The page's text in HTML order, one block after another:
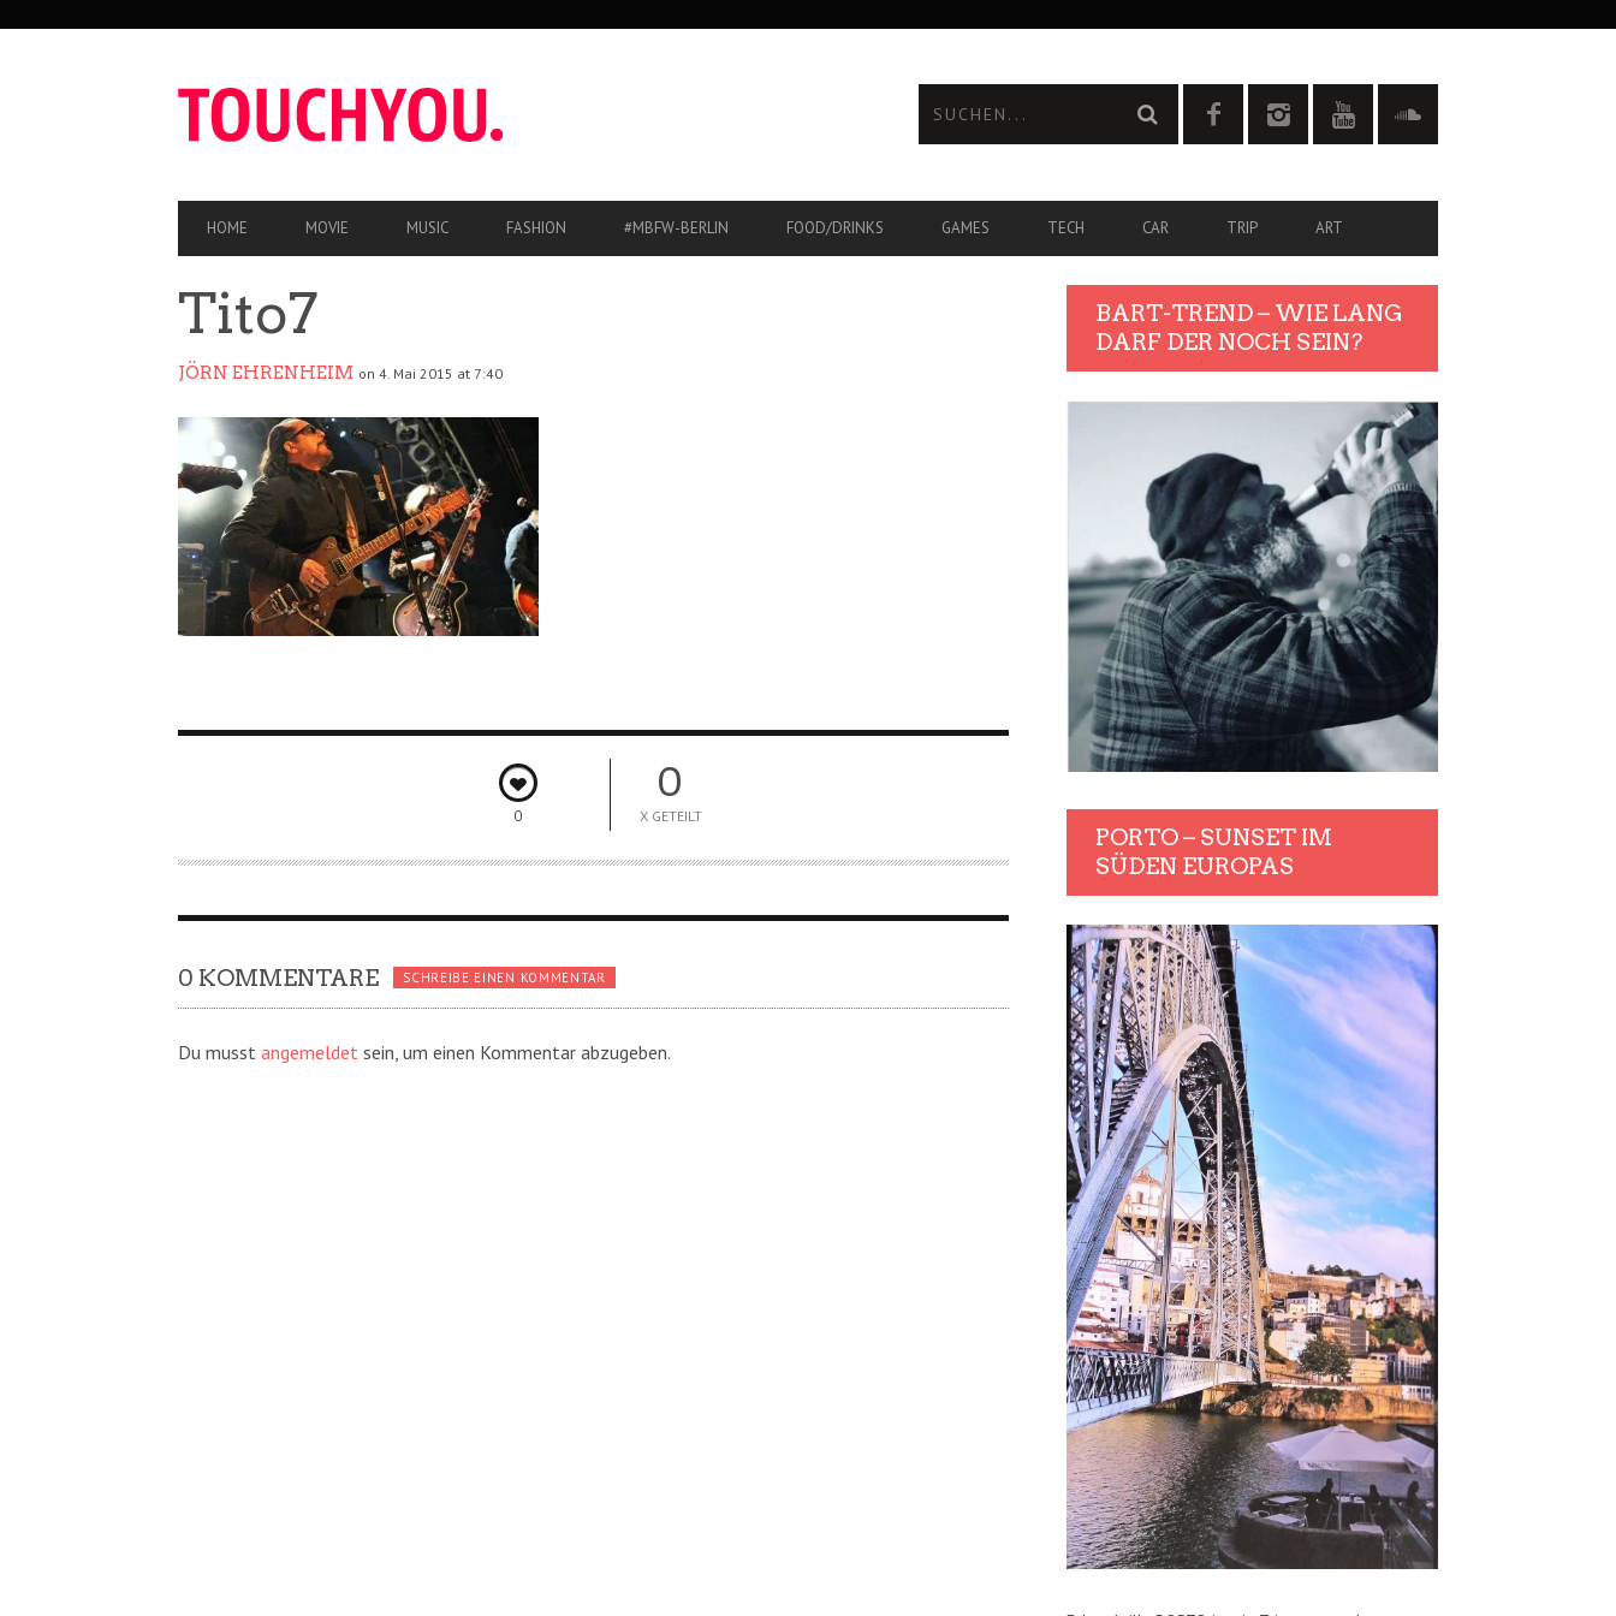
HAUPT-
NAVIGATION
HOME MOVIE MUSIC FASHION #MBFW-BERLIN FOOD/DRINKS GAMES TECH CAR TRIP ART
Tito7
JÖRN EHRENHEIM on 4. Mai 2015 at 7:40
0
0
X GETEILT
0 KOMMENTARE SCHREIBE EINEN KOMMENTAR
Du musst angemeldet sein, um einen Kommentar abzugeben.
BART-TREND – WIE LANG
DARF DER NOCH SEIN?
PORTO – SUNSET IM
SÜDEN EUROPAS